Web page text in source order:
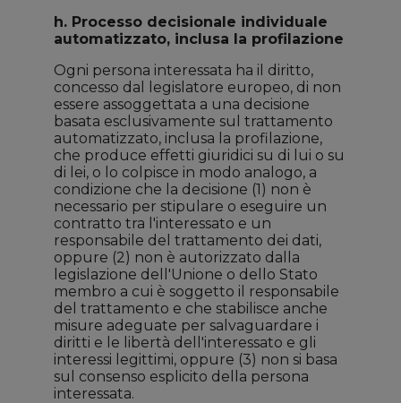
h. Processo decisionale individuale
automatizzato, inclusa la profilazione
Ogni persona interessata ha il diritto,
concesso dal legislatore europeo, di non
essere assoggettata a una decisione
basata esclusivamente sul trattamento
automatizzato, inclusa la profilazione,
che produce effetti giuridici su di lui o su
di lei, o lo colpisce in modo analogo, a
condizione che la decisione (1) non è
necessario per stipulare o eseguire un
contratto tra l'interessato e un
responsabile del trattamento dei dati,
oppure (2) non è autorizzato dalla
legislazione dell'Unione o dello Stato
membro a cui è soggetto il responsabile
del trattamento e che stabilisce anche
misure adeguate per salvaguardare i
diritti e le libertà dell'interessato e gli
interessi legittimi, oppure (3) non si basa
sul consenso esplicito della persona
interessata.